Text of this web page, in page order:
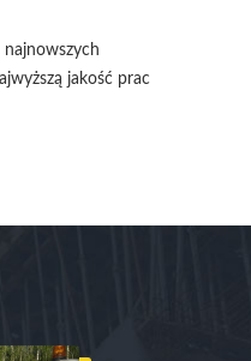
najnowszych
jakość prac